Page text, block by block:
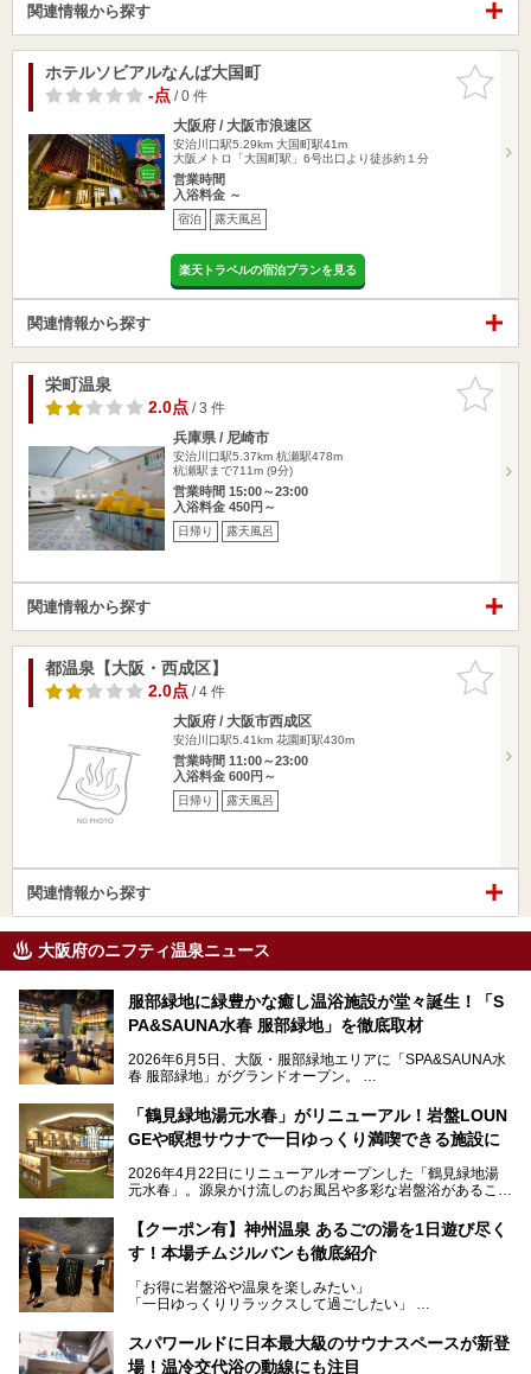
関連情報から探す
お気に入
りに追加
ホテルソビアルなんば大国町
-点/ 0 件
大阪府 / 大阪市浪速区
安治川口駅5.29km 大国町駅41m
大阪メトロ「大国町駅」6号出口より徒歩約１分
営業時間
入浴料金 ～
宿泊 露天風呂
楽天トラベルの宿泊プランを見る
関連情報から探す
お気に入
りに追加
栄町温泉
2.0点/ 3 件
兵庫県 / 尼崎市
安治川口駅5.37km 杭瀬駅478m
杭瀬駅まで711m (9分)
営業時間 15:00～23:00
入浴料金 450円～
日帰り 露天風呂
関連情報から探す
お気に入
りに追加
都温泉【大阪・西成区】
2.0点/ 4 件
大阪府 / 大阪市西成区
安治川口駅5.41km 花園町駅430m
営業時間 11:00～23:00
入浴料金 600円～
日帰り 露天風呂
関連情報から探す
大阪府のニフティ温泉ニュース
服部緑地に緑豊かな癒し温浴施設が堂々誕生！「S
PA&SAUNA水春 服部緑地」を徹底取材
2026年6月5日、大阪・服部緑地エリアに「SPA&SAUNA水
春 服部緑地」がグランドオープン。
当初の計画から約5年の時を経て誕生した本施設は、温泉・
サウナ・岩盤浴・フィットネス・ラウンジ・レストランなど
を融合した、これまでの“水春”のイメージをさらに進化させ
今回はオープン前の内覧会に参加し、館内のこだわりポイン
サウナー注目の3種のサウナや160cmの深水風呂、没入感の
高い岩盤浴エリア、日本最大の台数を誇る最新AIフィットネ
スマシンなど、見どころ満載の館内を詳しくご紹介します。
「鶴見緑地湯元水春」がリニューアル！岩盤LOUN
GEや瞑想サウナで一日ゆっくり満喫できる施設に
2026年4月22日にリニューアルオープンした「鶴見緑地湯
元水春」。源泉かけ流しのお風呂や多彩な岩盤浴があること
に“一日中くつろげる場所”としてパワーアップしています。
今回のリニューアルでは、新たに登場した瞑想サウナをはじ
見どころが盛りだくさん。日常の疲れを癒やしたい方はもち
ろん、休日にゆったり過ごしたい方にもぴったりの内容とな
本記事では、そんなリニューアル後の注目ポイントを詳しく
【クーポン有】神州温泉 あるごの湯を1日遊び尽く
す！本場チムジルバンも徹底紹介
「お得に岩盤浴や温泉を楽しみたい」
「一日ゆっくりリラックスして過ごしたい」
利用できる「神州温泉 あるごの湯」です。
あるごの湯は、大阪府豊中市にある日帰り温浴施設で、阪急
スパワールドに日本最大級のサウナスペースが新登
場！温冷交代浴の動線にも注目